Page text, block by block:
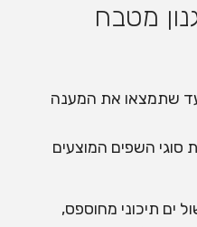
מטבח
שתמצאו את המענה
השפים המוצעים
ים תיכוני מחוספס,